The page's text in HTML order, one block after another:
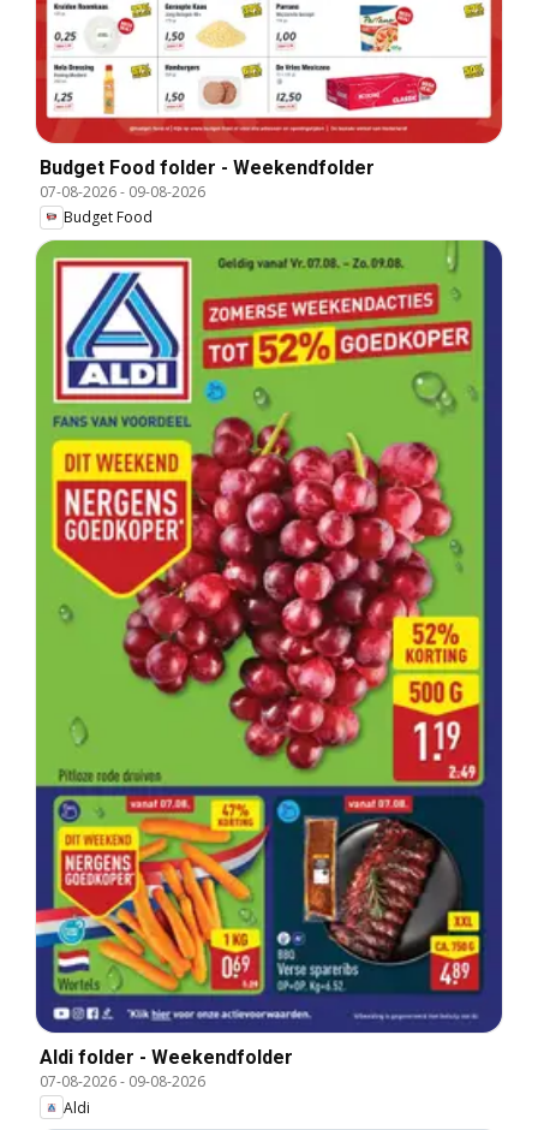
Budget Food folder - Weekendfolder
07-08-2026- 09-08-2026
Budget Food
Aldi folder - Weekendfolder
07-08-2026- 09-08-2026
Aldi